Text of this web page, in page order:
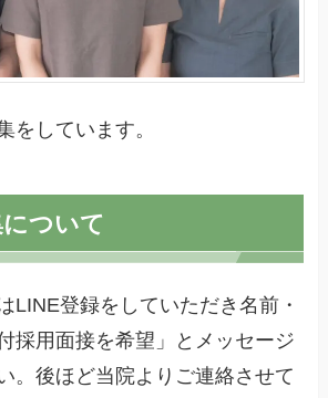
をしています。
ついて
LINE登録をしていただき名前・
採用面接を希望」とメッセージ
。後ほど当院よりご連絡させて